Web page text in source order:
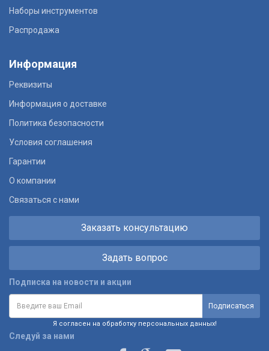
Наборы инструментов
Распродажа
Информация
Реквизиты
Информация о доставке
Политика безопасности
Условия соглашения
Гарантии
О компании
Связаться с нами
Заказать консультацию
Задать вопрос
Подписка на новости и акции
Я согласен на обработку персональных данных!
Следуй за нами